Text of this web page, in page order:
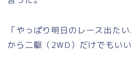
「やっぱり明日のレース出た
から二駆（2WD）だけでもいい